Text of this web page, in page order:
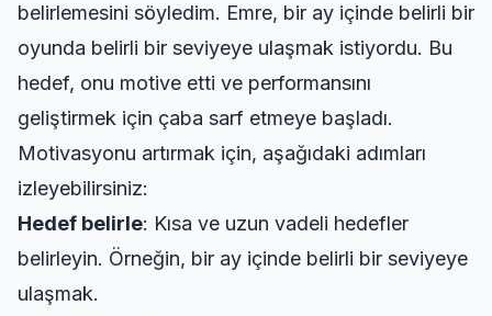
belirlemesini söyledim. Emre, bir ay içinde belirli bir
oyunda belirli bir seviyeye ulaşmak istiyordu. Bu
hedef, onu motive etti ve performansını
geliştirmek için çaba sarf etmeye başladı.
Motivasyonu artırmak için, aşağıdaki adımları
izleyebilirsiniz:
Hedef belirle: Kısa ve uzun vadeli hedefler
belirleyin. Örneğin, bir ay içinde belirli bir seviyeye
ulaşmak.